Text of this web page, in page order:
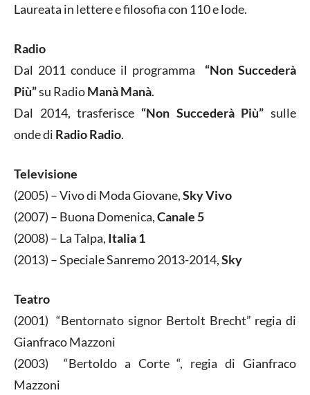
Laureata in lettere e filosofia con 110 e lode.
Radio
Dal 2011 conduce il programma “Non Succederà
Più”su RadioManà Manà.
Dal 2014, trasferisce “Non Succederà Più” sulle
onde di Radio Radio.
Televisione
(2005) – Vivo di Moda Giovane,Sky Vivo
(2007) – Buona Domenica,Canale 5
(2008) – La Talpa, Italia 1
(2013) – Speciale Sanremo 2013-2014,Sky
Teatro
(2001) “Bentornato signor Bertolt Brecht” regia di
Gianfraco Mazzoni
(2003) “Bertoldo a Corte “, regia di Gianfraco
Mazzoni